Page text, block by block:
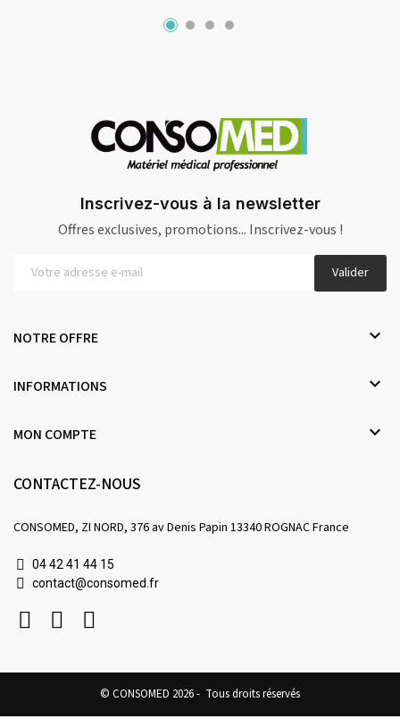
Inscrivez-vous à la newsletter
Offres exclusives, promotions... Inscrivez-vous !
Valider
NOTRE OFFRE 
INFORMATIONS 
MON COMPTE 
CONTACTEZ-NOUS
CONSOMED, ZI NORD, 376 av Denis Papin 13340 ROGNAC France
04 42 41 44 15
contact@consomed.fr
© CONSOMED 2026 - Tous droits réservés